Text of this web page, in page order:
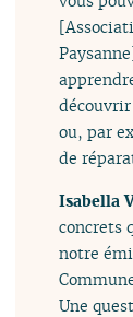
ou, par
de
Isabella
concrets
notre
Une